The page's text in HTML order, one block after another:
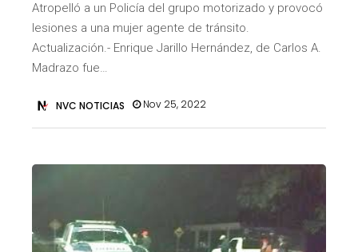
Atropelló a un Policía del grupo motorizado y provocó
lesiones a una mujer agente de tránsito.
Actualización.- Enrique Jarillo Hernández, de Carlos A.
Madrazo fue…
NVC NOTICIAS Nov 25, 2022